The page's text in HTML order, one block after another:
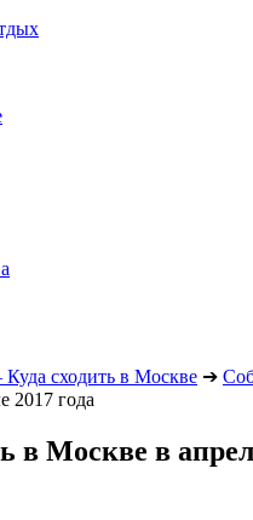
сходить в Москве ➔
2017 года
в Москве в